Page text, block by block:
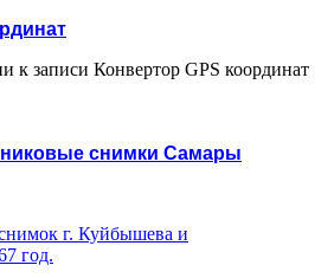
к записи Конвертор GPS координат
снимки Самары